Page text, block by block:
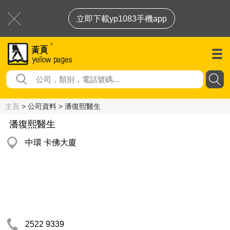
立即下載yp1083手機app
主頁 > 公司資料 > 潘復熙醫生
潘復熙醫生
中環 卡佛大廈
2522 9339